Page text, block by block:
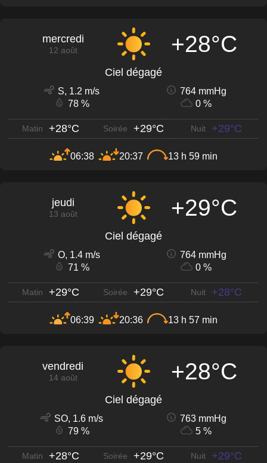
mercredi
12 août +28°C
Ciel dégagé
S, 1.2 m/s
764 mmHg
78 %
0 %
Matin +28°C Soirée +29°C Nuit +29°C
06:38 20:37 13 h 59 min
jeudi
13 août +29°C
Ciel dégagé
O, 1.4 m/s
764 mmHg
71 %
0 %
Matin +29°C Soirée +29°C Nuit +28°C
06:39 20:36 13 h 57 min
vendredi
14 août +28°C
Ciel dégagé
SO, 1.6 m/s
763 mmHg
79 %
5 %
Matin +28°C Soirée +29°C Nuit +29°C